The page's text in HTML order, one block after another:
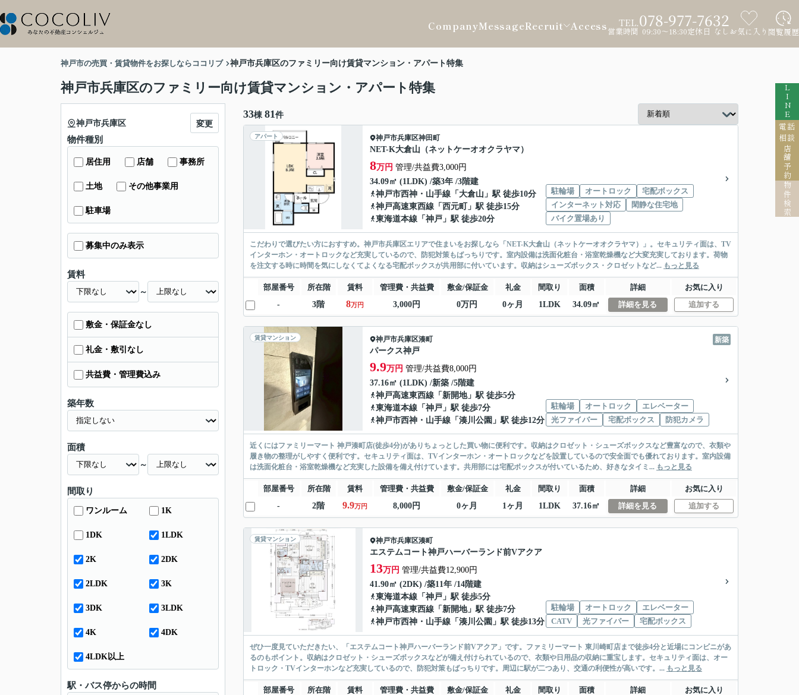
CompanyMessageRecruit Access TEL.078-977-7632
営業時間 09:30～18:30定休日 なし お気に入り 閲覧履歴
LINE
電話
相談
店舗予約
物件検索
神戸市の売買・賃貸物件をお探しならココリブ 神戸市兵庫区のファミリー向け賃貸マンション・アパート特集
神戸市兵庫区のファミリー向け賃貸マンション・アパート特集
33棟 81 件
アパート 神戸市兵庫区神田町
NET-K大倉山（ネットケーオオクラヤマ）
8万円 管理/共益費3,000円
34.09㎡ (1LDK) /築3年 /3階建
神戸市西神・山手線 「 大倉山 」駅 徒歩10分
神戸高速東西線 「 西元町
」駅 徒歩15分
東海道本線 「 神戸 」駅 徒歩20分
駐輪場 オートロック
宅配ボックス
インターネット対応
閑静な住宅地
バイク置場あり
こだわりで選びたい方におすすめ。神戸市兵庫区エリアで住まいをお探しなら「NET-K大倉山（ネットケーオオクラヤマ）」。セキュリティ面は、TV
インターホン・オートロックなど充実しているので、防犯対策もばっちりです。室内設備は洗面化粧台・浴室乾燥機など大変充実しております。荷物
を注文する時に時間を気にしなくてよくなる宅配ボックスが共用部に付いています。収納はシューズボックス・クロゼットなど... もっと見る
部屋番号 所在階 賃料 管理費・共益費 敷金/保証金 礼金 間取り 面積 詳細
お気に入り
-
3階 8万円 3,000円 0万円 0ヶ月 1LDK 34.09㎡ 詳細を見る 追加する
賃貸マンション 新築
神戸市兵庫区湊町
パークス神戸
9.9万円 管理/共益費8,000円
37.16㎡ (1LDK) /新築 /5階建
神戸高速東西線 「 新開地」駅 徒歩5分
東海道本線 「 神戸 」駅 徒歩7分
神戸市西神・山手線 「 湊川公園 」駅 徒歩12分
駐輪場 オートロック
エレベーター
光ファイバー
宅配ボックス 防犯カメラ
近くにはファミリーマート 神戸湊町店(徒歩4分)がありちょっとした買い物に便利です。収納はクロゼット・シューズボックスなど豊富なので、衣類や
履き物の整理がしやすく便利です。セキュリティ面は、TVインターホン・オートロックなどを設置しているので安全面でも優れております。室内設備
は洗面化粧台・浴室乾燥機など充実した設備を備え付けています。共用部には宅配ボックスが付いているため、好きなタイミ... もっと見る
部屋番号 所在階 賃料 管理費・共益費 敷金/保証金 礼金 間取り 面積 詳細
お気に入り
-
2階 9.9万円 8,000円 0ヶ月 1ヶ月 1LDK 37.16㎡ 詳細を見る 追加する
賃貸マンション 神戸市兵庫区湊町
エステムコート神戸ハーバーランド前Vアクア
13万円 管理/共益費12,900円
41.90㎡ (2DK) /築11年 /14階建
東海道本線 「 神戸 」駅 徒歩5分
神戸高速東西線 「 新開地」駅 徒歩7分
神戸市西神・山手線 「 湊川公園 」駅 徒歩13分
駐輪場 オートロック
エレベーター
CATV
光ファイバー 宅配ボックス
ぜひ一度見ていただきたい、「エステムコート神戸ハーバーランド前Vアクア」です。ファミリーマート 東川崎町店まで徒歩4分と近場にコンビニがあ
るのもポイント。収納はクロゼット・シューズボックスなどが備え付けられているので、衣類や日用品の収納に重宝します。セキュリティ面は、オー
トロック・TVインターホンなど充実しているので、防犯対策もばっちりです。周辺に駅が二つあり、交通の利便性が高いです。... もっと見る
部屋番号 所在階 賃料 管理費・共益費 敷金/保証金 礼金 間取り 面積 詳細
お気に入り
神戸市兵庫区 変更
物件種別
居住用 店舗 事務所
土地 その他事業用
駐車場
募集中のみ表示
賃料
～
敷金・保証金なし
礼金・敷引なし
共益費・管理費込み
築年数
面積
～
間取り
ワンルーム 1K
1DK 1LDK
2K 2DK
2LDK 3K
3DK 3LDK
4K 4DK
4LDK以上
駅・バス停からの時間